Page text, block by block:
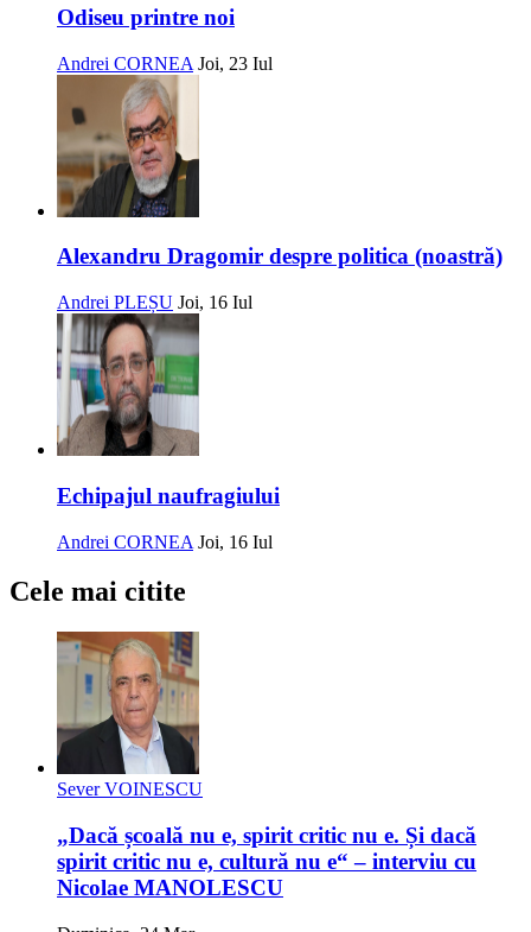
Odiseu printre noi
Andrei CORNEA Joi, 23 Iul
Alexandru Dragomir despre politica (noastră)
Andrei PLEȘU Joi, 16 Iul
Echipajul naufragiului
Andrei CORNEA Joi, 16 Iul
Cele mai citite
Sever VOINESCU
„Dacă școală nu e, spirit critic nu e. Și dacă
spirit critic nu e, cultură nu e“ – interviu cu
Nicolae MANOLESCU